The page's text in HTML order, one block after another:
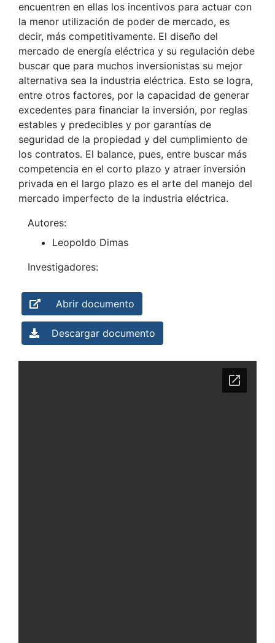
encuentren en ellas los incentivos para actuar con
la menor utilización de poder de mercado, es
decir, más competitivamente. El diseño del
mercado de energía eléctrica y su regulación debe
buscar que para muchos inversionistas su mejor
alternativa sea la industria eléctrica. Esto se logra,
entre otros factores, por la capacidad de generar
excedentes para financiar la inversión, por reglas
estables y predecibles y por garantías de
seguridad de la propiedad y del cumplimiento de
los contratos. El balance, pues, entre buscar más
competencia en el corto plazo y atraer inversión
privada en el largo plazo es el arte del manejo del
mercado imperfecto de la industria eléctrica.
Autores:
Leopoldo Dimas
Investigadores:
Abrir documento
Descargar documento